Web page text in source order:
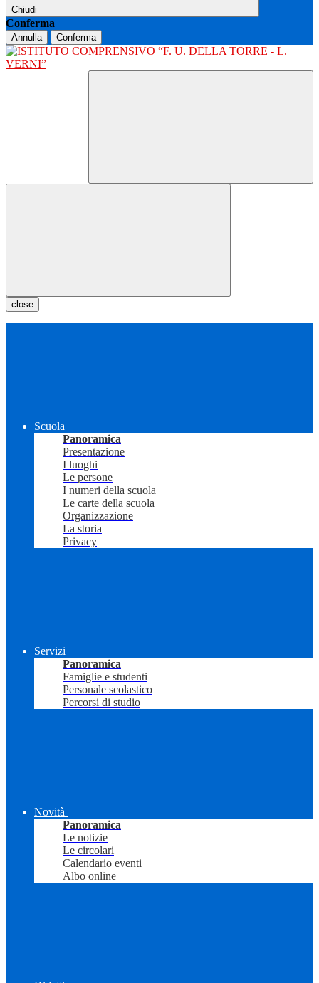
Chiudi
Conferma
Annulla Conferma
close
Scuola
Panoramica
Presentazione
I luoghi
Le persone
I numeri della scuola
Le carte della scuola
Organizzazione
La storia
Privacy
Servizi
Panoramica
Famiglie e studenti
Personale scolastico
Percorsi di studio
Novità
Panoramica
Le notizie
Le circolari
Calendario eventi
Albo online